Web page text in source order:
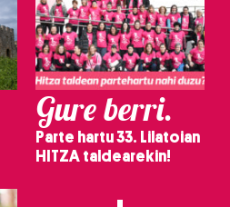
Gure berri.
Parte hartu 33. Lilatoian
HITZA taldearekin!